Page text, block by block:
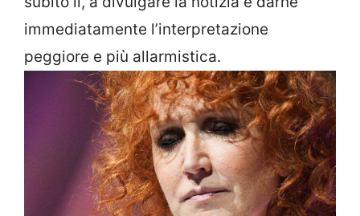
immediatamente l’interpretazione
peggiore e più allarmistica.